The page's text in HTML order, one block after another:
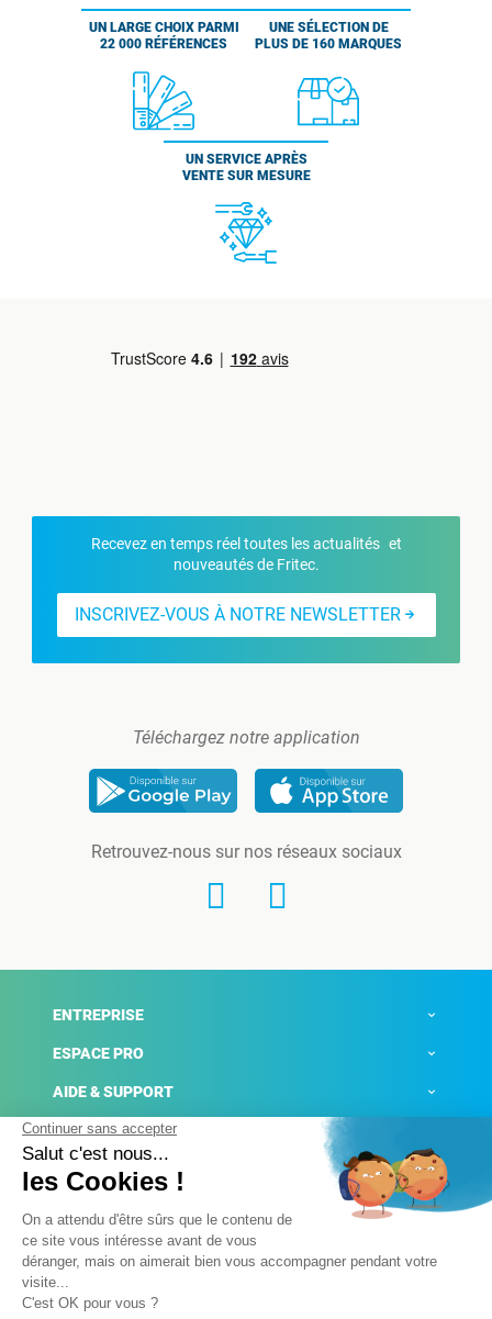
UN LARGE CHOIX PARMI
22 000 RÉFÉRENCES
UNE SÉLECTION DE
PLUS DE 160 MARQUES
UN SERVICE APRÈS
VENTE SUR MESURE
Recevez en temps réel toutes les actualités et
nouveautés de Fritec.
INSCRIVEZ-VOUS À NOTRE NEWSLETTER
Téléchargez notre application
Retrouvez-nous sur nos réseaux sociaux
ENTREPRISE
ESPACE PRO
AIDE & SUPPORT
ACTUALITÉS
Mentions légales